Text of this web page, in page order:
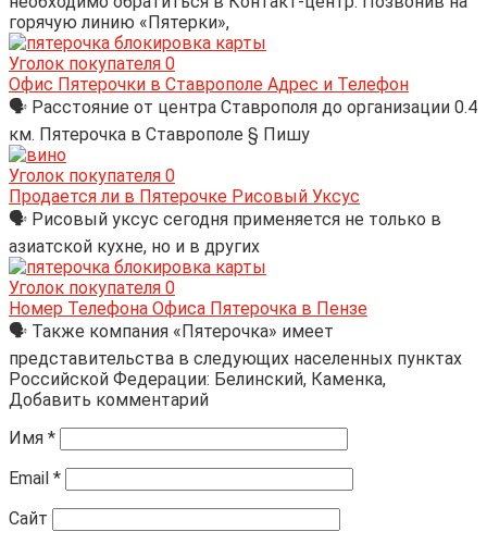
горячую линию «Пятерки»,
Уголок покупателя 0
Офис Пятерочки в Ставрополе Адрес и Телефон
🗣 Расстояние от центра Ставрополя до организации 0.4
км. Пятерочка в Ставрополе § Пишу
Уголок покупателя 0
Продается ли в Пятерочке Рисовый Уксус
🗣 Рисовый уксус сегодня применяется не только в
азиатской кухне, но и в других
Уголок покупателя 0
Номер Телефона Офиса Пятерочка в Пензе
🗣 Также компания «Пятерочка» имеет
представительства в следующих населенных пунктах
Российской Федерации: Белинский, Каменка,
Добавить комментарий
Имя *
Email *
Сайт